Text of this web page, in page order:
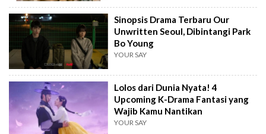
Sinopsis Drama Terbaru Our
Unwritten Seoul, Dibintangi Park
Bo Young
YOUR SAY
Lolos dari Dunia Nyata! 4
Upcoming K-Drama Fantasi yang
Wajib Kamu Nantikan
YOUR SAY